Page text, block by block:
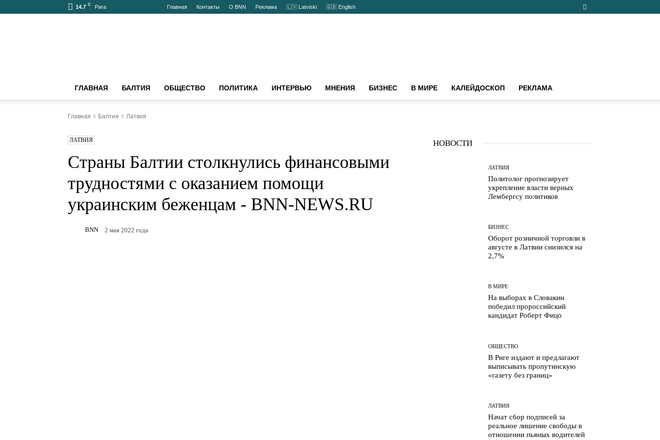
14.7 C Рига Главная Контакты О BNN Реклама 🇱🇻 Latviski 🇬🇧 English
БАЛТИИ
ГЛАВНАЯ БАЛТИЯ ОБЩЕСТВО ПОЛИТИКА ИНТЕРВЬЮ МНЕНИЯ БИЗНЕС В МИРЕ КАЛЕЙДОСКОП РЕКЛАМА
Главная Балтия Латвия
ЛАТВИЯ
Страны Балтии столкнулись
финансовыми трудностями с
оказанием помощи украинским
беженцам - BNN-NEWS.RU
НОВОСТИ
ЛАТВИЯ
Политолог прогнозирует
укрепление власти верных
Лембергсу политиков
БИЗНЕС
Оборот розничной
торговли в августе в
Латвии снизился на 2,7%
В МИРЕ
На выборах в Словакии
победил пророссийский
кандидат Роберт Фицо
В Риге издают и
предлагают выписывать
пропутинскую «газету без
границ»
Начат сбор подписей за
реальное лишение свободы
в отношении пьяных